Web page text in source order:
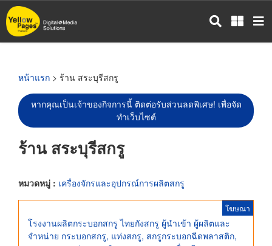
ข้าม
ไป
หน้าแรก > ร้าน สระบุรีสกรู
หากคุณเป็นเจ้าของกิจการนี้ ติดต่อรับส่วนลดพิเศษ! เพื่อจัด
ทำเว็บไซต์
ร้าน สระบุรีสกรู
หมวดหมู่ : เครื่องจักรและอุปกรณ์การผลิตสกรู
โฆษณา
โรงงานผลิตกระบอกสกรู ไทยกังสกรู ผู้นำเข้า ผู้ผลิตและ
จำหน่าย กระบอกสกรู, แท่งสกรู, สกรูกระบอกฉีดพลาสติก,